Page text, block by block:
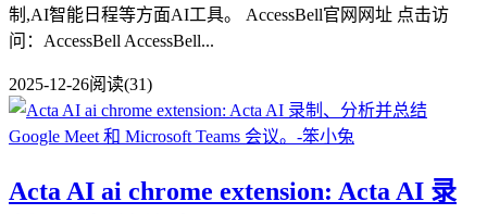
制,AI智能日程等方面AI工具。 AccessBell官网网址 点击访
问：AccessBell AccessBell...
2025-12-26阅读(31)
Acta AI ai chrome extension: Acta AI 录